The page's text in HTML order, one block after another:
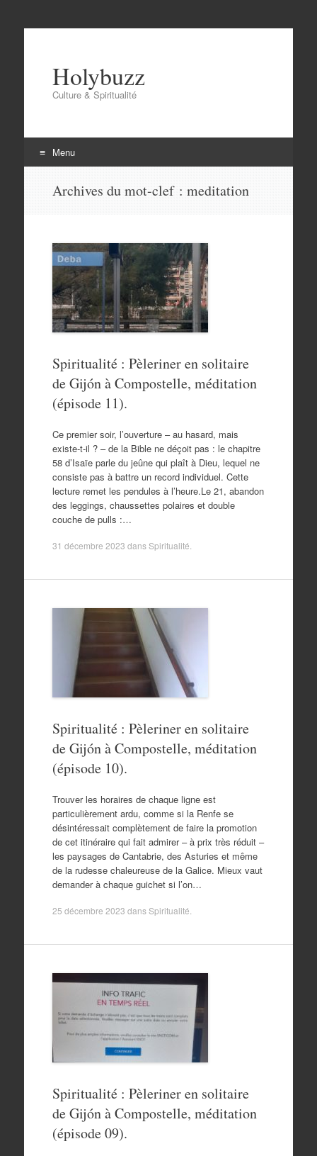
Holybuzz
Culture & Spiritualité
Menu
Archives du mot-clef : meditation
Spiritualité : Pèleriner en solitaire
de Gijón à Compostelle, méditation
(épisode 11).
Ce premier soir, l’ouverture – au hasard, mais
existe-t-il ? – de la Bible ne déçoit pas : le chapitre
58 d’Isaïe parle du jeûne qui plaît à Dieu, lequel ne
consiste pas à battre un record individuel. Cette
lecture remet les pendules à l’heure.Le 21, abandon
des leggings, chaussettes polaires et double
couche de pulls :…
31 décembre 2023 dansSpiritualité
Spiritualité : Pèleriner en solitaire
de Gijón à Compostelle, méditation
(épisode 10).
Trouver les horaires de chaque ligne est
particulièrement ardu, comme si la Renfe se
désintéressait complètement de faire la promotion
de cet itinéraire qui fait admirer – à prix très réduit –
les paysages de Cantabrie, des Asturies et même
de la rudesse chaleureuse de la Galice. Mieux vaut
demander à chaque guichet si l’on…
25 décembre 2023 dansSpiritualité
Spiritualité : Pèleriner en solitaire
de Gijón à Compostelle, méditation
(épisode 09).